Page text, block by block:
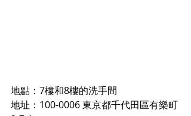
地點：7樓和8樓的洗手間
地址： 100-0006 東京都千代田區有樂町